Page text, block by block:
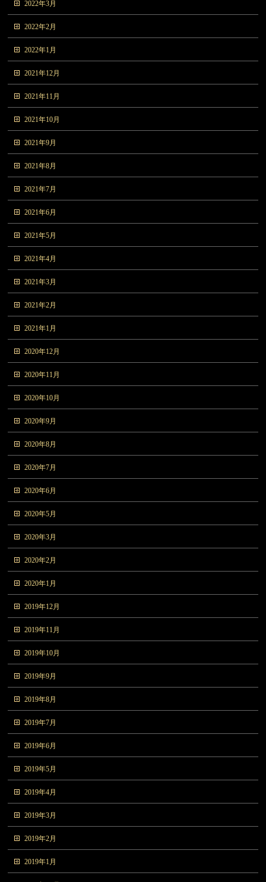
2022年3月
2022年2月
2022年1月
2021年12月
2021年11月
2021年10月
2021年9月
2021年8月
2021年7月
2021年6月
2021年5月
2021年4月
2021年3月
2021年2月
2021年1月
2020年12月
2020年11月
2020年10月
2020年9月
2020年8月
2020年7月
2020年6月
2020年5月
2020年3月
2020年2月
2020年1月
2019年12月
2019年11月
2019年10月
2019年9月
2019年8月
2019年7月
2019年6月
2019年5月
2019年4月
2019年3月
2019年2月
2019年1月